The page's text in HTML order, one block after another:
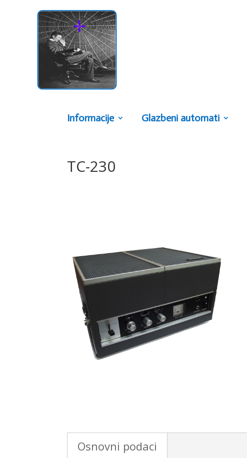
Informacije Glazbeni automati
TC-230
Osnovni podaci